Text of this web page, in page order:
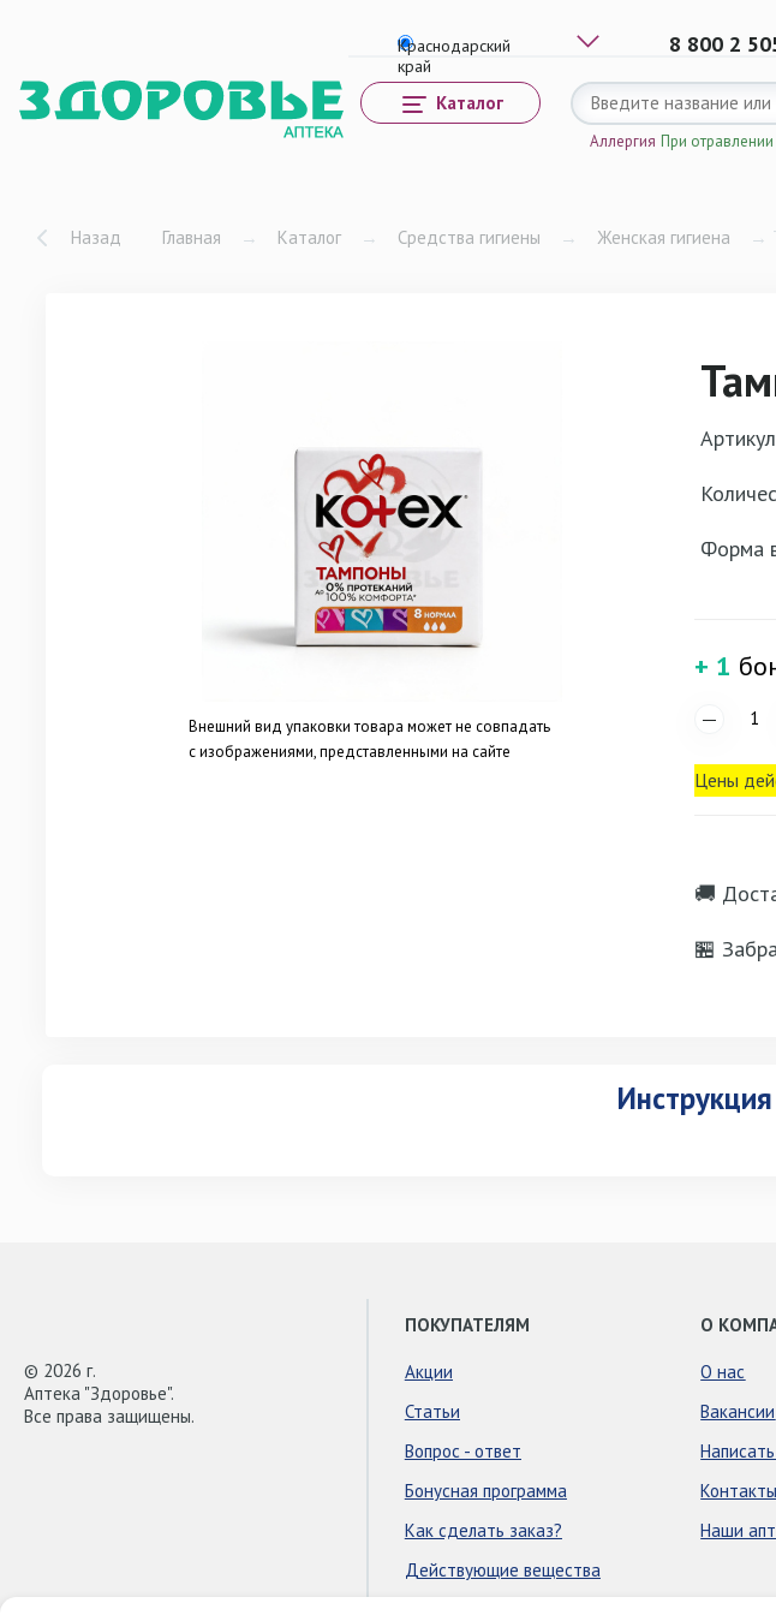
8 800 2
Каталог
Аллергия При отравлении
Назад Главная → Каталог → Средства гигиены → Женская гигиена →
Внешний вид упаковки товара может не совпадать
с изображениями, представленными на сайте
Форма
+ 1
Цены
🚚
🏪
© 2026 г.
Аптека "Здоровье".
Все права защищены.
ПОКУПАТЕЛЯМ
Акции
Статьи
Вопрос - ответ
Бонусная программа
Как сделать заказ?
Действующие вещества
О
О нас
Вакансии
Контакты
Наши